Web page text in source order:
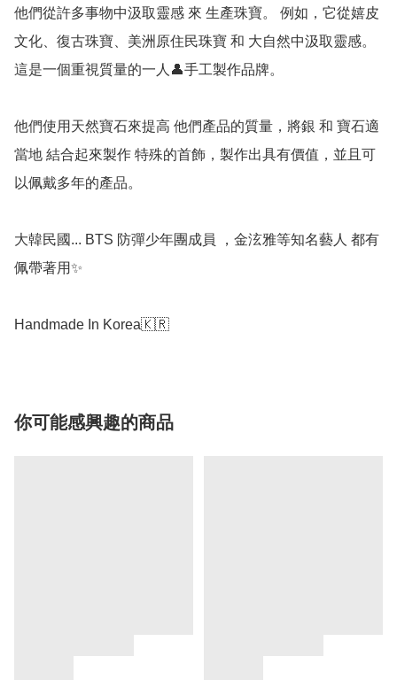
他們從許多事物中汲取靈感 來 生產珠寶。 例如，它從嬉皮
文化、復古珠寶、美洲原住民珠寶 和 大自然中汲取靈感。
這是一個重視質量的一人👤手工製作品牌。
他們使用天然寶石來提高 他們產品的質量，將銀 和 寶石適
當地 結合起來製作 特殊的首飾，製作出具有價值，並且可
以佩戴多年的產品。
大韓民國... BTS 防彈少年團成員 ，金泫雅等知名藝人 都有
佩帶著用✨
你可能感興趣的商品